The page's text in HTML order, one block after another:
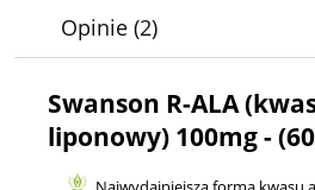
Opinie (2)
Swanson R-ALA
liponowy) 100mg -